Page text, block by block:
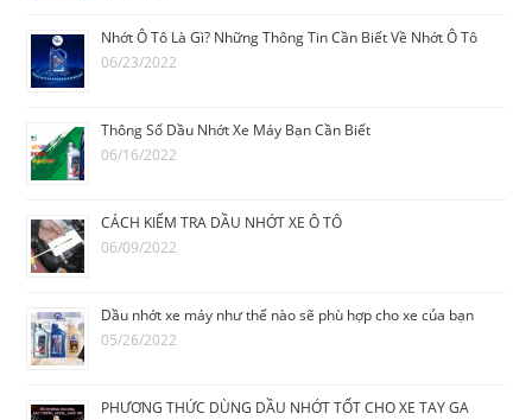
Nhớt Ô Tô Là Gì? Những Thông Tin Cần Biết Về Nhớt Ô Tô
06/23/2022
Thông Số Dầu Nhớt Xe Máy Bạn Cần Biết
06/16/2022
CÁCH KIỂM TRA DẦU NHỚT XE Ô TÔ
06/09/2022
Dầu nhớt xe máy như thế nào sẽ phù hợp cho xe của bạn
05/26/2022
PHƯƠNG THỨC DÙNG DẦU NHỚT TỐT CHO XE TAY GA